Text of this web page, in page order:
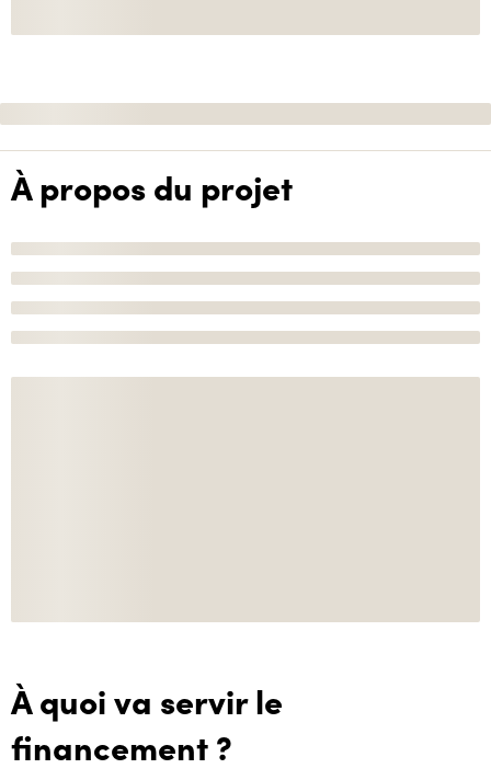
À propos du projet
À quoi va servir le
financement ?